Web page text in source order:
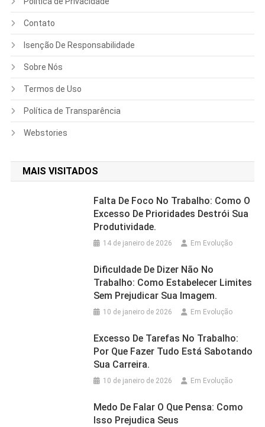
Contato
Isenção De Responsabilidade
Sobre Nós
Termos de Uso
Política de Transparência
Webstories
MAIS VISITADOS
Falta De Foco No Trabalho: Como O
Excesso De Prioridades Destrói Sua
Produtividade.
14 de janeiro de 2026 Em Evolução
Dificuldade De Dizer Não No
Trabalho: Como Estabelecer Limites
Sem Prejudicar Sua Imagem.
10 de janeiro de 2026 Em Evolução
Excesso De Tarefas No Trabalho:
Por Que Fazer Tudo Está Sabotando
Sua Carreira.
10 de janeiro de 2026 Em Evolução
Medo De Falar O Que Pensa: Como
Isso Prejudica Seus